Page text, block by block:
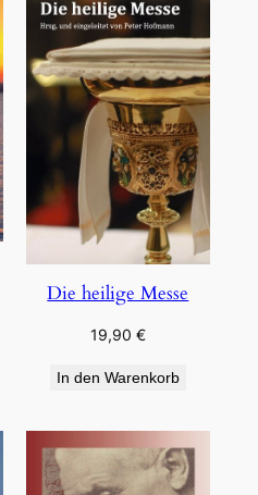
Die heilige Messe
19,90 €
In den Warenkorb